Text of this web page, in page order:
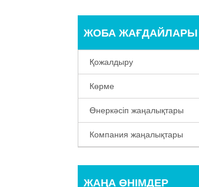
ЖОБА ЖАҒДАЙЛАРЫ
Қожалдыру
Көрме
Өнеркәсіп жаңалықтары
Компания жаңалықтары
ЖАҢА ӨНІМДЕР